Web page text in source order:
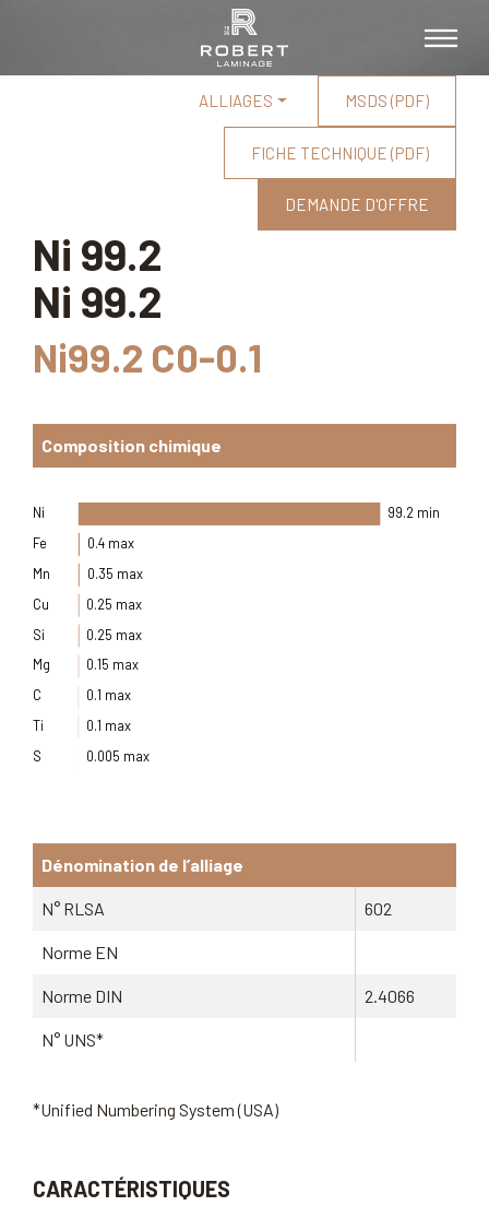
ALLIAGES MSDS (PDF)
FICHE TECHNIQUE (PDF)
DEMANDE D'OFFRE
Ni 99.2
Ni 99.2
Ni99.2 C0-0.1
Composition chimique
Ni
99.2 min
Fe
0.4 max
Mn 0.35 max
Cu 0.25 max
Si
0.25 max
Mg
0.15 max
C
0.1 max
Ti
0.1 max
S
0.005 max
Dénomination de l’alliage
N° RLSA 602
Norme EN
Norme DIN 2.4066
N° UNS*
*Unified Numbering System (USA)
CARACTÉRISTIQUES